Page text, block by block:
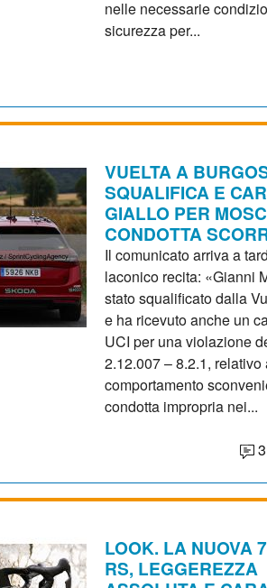
nelle necessarie
sicurezza per...
VUELTA A
SQUALIFICA E
GIALLO PER
CONDOTTA
Il comunicato arriva a
laconico recita: «Gianni
stato squalificato dalla
e ha ricevuto anche un
UCI per una violazione
2.12.007 – 8.2.1, relativo
comportamento
condotta impropria nei...
3
LOOK. LA NUOVA
RS, LEGGEREZZA